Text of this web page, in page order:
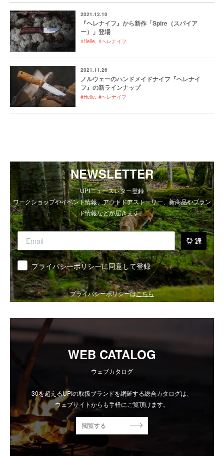
2021.12.10
『ヘレナイフ』から新作「Spire（スパイア
ー）」登場
#Helle #ヘレナイフ
2021.11.26
ノルウェーのハンドメイドナイフ『ヘレナイ
フ』の新ラインナップ
#Helle #ヘレナイフ
NEWSLETTER
UPIニュースレター登録
ワークショップやイベント情報、アウトドアストーリー、新商品やブラン
ド情報などが届きます。
登 録
同意 プライバシーポリシーに同意して登録
プライバシーポリシーはこちら
WEB CATALOG
ウェブカタログ
30を超えるUPIの取扱ブランドを網羅する総合カタログは、
ウェブサイトからも手軽にご覧頂けます。
閲覧する